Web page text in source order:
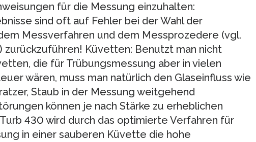
für die Messung einzuhalten:
sind oft auf Fehler bei der Wahl der
Messverfahren und dem Messprozedere (vgl.
zurückzuführen! Küvetten: Benutzt man nicht
die für Trübungsmessung aber in vielen
wären, muss man natürlich den Glaseinfluss wie
Staub in der Messung weitgehend
können je nach Stärke zu erheblichen
430 wird durch das optimierte Verfahren für
in einer sauberen Küvette die hohe